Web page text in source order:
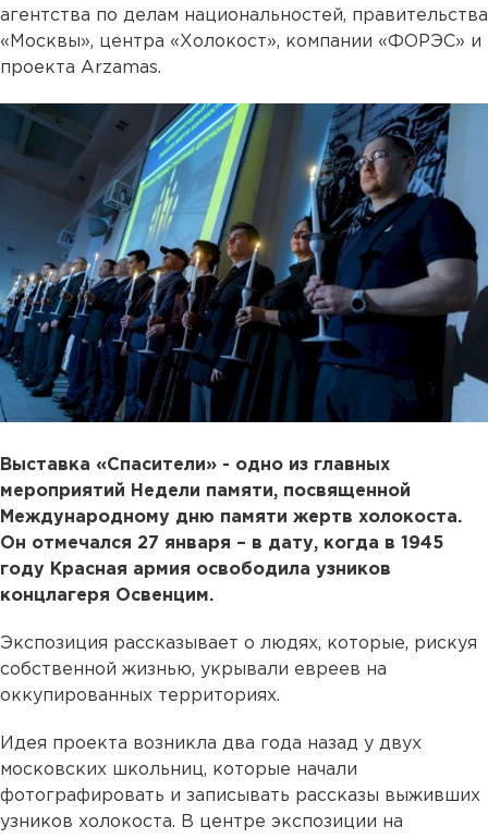
агентства по делам национальностей, правительства
«Москвы», центра «Холокост», компании «ФОРЭС» и
проекта Arzamas.
Выставка «Спасители» - одно из главных
мероприятий Недели памяти, посвященной
Международному дню памяти жертв холокоста.
Он отмечался 27 января – в дату, когда в 1945
году Красная армия освободила узников
концлагеря Освенцим.
Экспозиция рассказывает о людях, которые, рискуя
собственной жизнью, укрывали евреев на
оккупированных территориях.
Идея проекта возникла два года назад у двух
московских школьниц, которые начали
фотографировать и записывать рассказы выживших
узников холокоста. В центре экспозиции на